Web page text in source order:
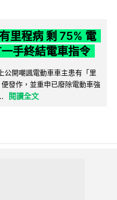
里程病 剩 75% 電
手終結電車指令
公開嘲諷電動車車主患有「里
發作，並重申已廢除電動車強
閱讀全文